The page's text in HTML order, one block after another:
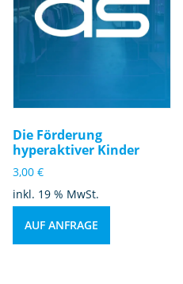
Die Förderung
hyperaktiver Kinder
3,00 €
inkl. 19 % MwSt.
AUF ANFRAGE